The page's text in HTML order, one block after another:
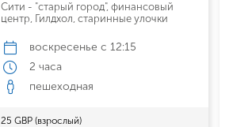
Сити - "старый город", финансовый
центр, Гилдхол, старинные улочки
воскресенье c 12:15
2 часа
пешеходная
25 GBP (взрослый)